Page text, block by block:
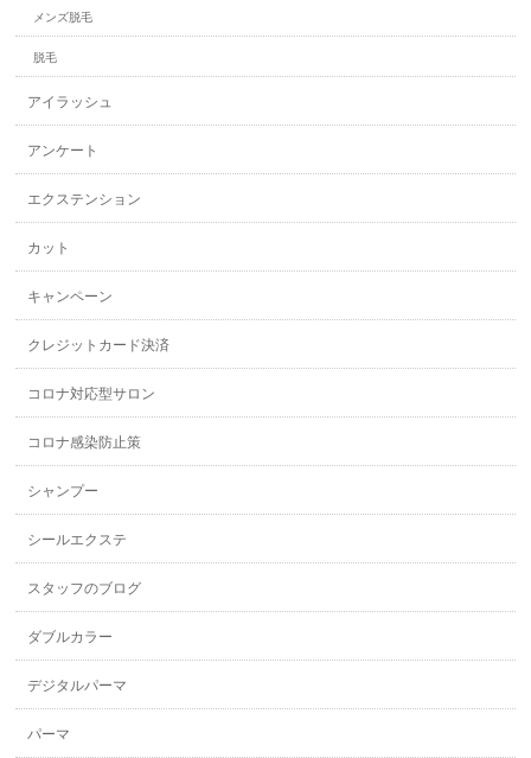
メンズ脱毛
脱毛
アイラッシュ
アンケート
エクステンション
カット
キャンペーン
クレジットカード決済
コロナ対応型サロン
コロナ感染防止策
シャンプー
シールエクステ
スタッフのブログ
ダブルカラー
デジタルパーマ
パーマ